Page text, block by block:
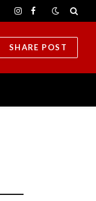
Instagram
Facebook
SHARE POST